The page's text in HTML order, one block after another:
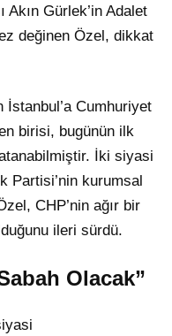
Akın Gürlek’in Adalet
değinen Özel, dikkat
Cumhuriyet
birisi, bugünün ilk
İki siyasi
Partisi’nin kurumsal
CHP’nin ağır bir
ileri sürdü.
Olacak”